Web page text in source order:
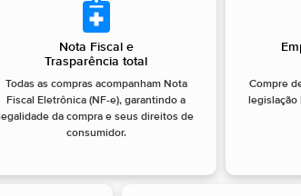
Nota Fiscal e
Trasparência total
Todas as compras acompanham Nota
Fiscal Eletrônica (NF-e), garantindo a
legalidade da compra e seus direitos de
consumidor.
Compre